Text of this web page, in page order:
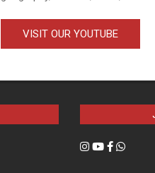
VISIT OUR YOUTUBE